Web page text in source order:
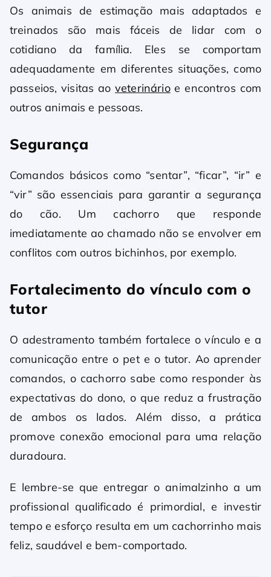
Os animais de estimação mais adaptados e
treinados são mais fáceis de lidar com o
cotidiano da família. Eles se comportam
adequadamente em diferentes situações, como
passeios, visitas aoveterinárioe encontros com
outros animais e pessoas.
Segurança
Comandos básicos como “sentar”, “ficar”, “ir” e
“vir” são essenciais para garantir a segurança
do cão. Um cachorro que responde
imediatamente ao chamado não se envolver em
conflitos com outros bichinhos, por exemplo.
Fortalecimento do vínculo com o
tutor
O adestramento também fortalece o vínculo e a
comunicação entre o pet e o tutor. Ao aprender
comandos, o cachorro sabe como responder às
expectativas do dono, o que reduz a frustração
de ambos os lados. Além disso, a prática
promove conexão emocional para uma relação
duradoura.
E lembre-se que entregar o animalzinho a um
profissional qualificado é primordial, e investir
tempo e esforço resulta em um cachorrinho mais
feliz, saudável e bem-comportado.